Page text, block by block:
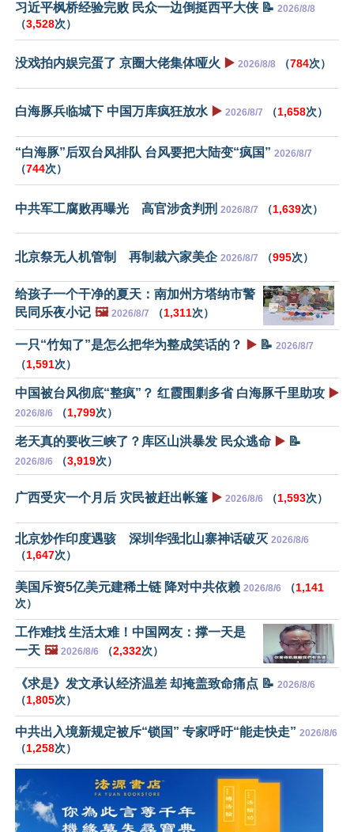
习近平枫桥经验完败 民众一边倒挺西平大侠 📝 2026/8/8
（3,528次）
没戏拍内娱完蛋了 京圈大佬集体哑火 ▶️ 2026/8/8 （784次）
白海豚兵临城下 中国万库疯狂放水 ▶️ 2026/8/7 （1,658次）
“白海豚”后双台风排队 台风要把大陆变“疯国” 2026/8/7
（744次）
中共军工腐败再曝光 高官涉贪判刑 2026/8/7 （1,639次）
北京祭无人机管制 再制裁六家美企 2026/8/7 （995次）
给孩子一个干净的夏天：南加州方塔纳市警
民同乐夜小记 🖼️ 2026/8/7 （1,311次）
一只“竹知了”是怎么把华为整成笑话的？ ▶️ 📝 2026/8/7
（1,591次）
中国被台风彻底“整疯”？ 红霞围剿多省 白海豚千里助攻 ▶️
2026/8/6 （1,799次）
老天真的要收三峡了？库区山洪暴发 民众逃命 ▶️ 📝
2026/8/6 （3,919次）
广西受灾一个月后 灾民被赶出帐篷 ▶️ 2026/8/6 （1,593次）
北京炒作印度遇骇 深圳华强北山寨神话破灭 2026/8/6
（1,647次）
美国斥资5亿美元建稀土链 降对中共依赖 2026/8/6 （1,141
次）
工作难找 生活太难！中国网友：撑一天是
一天 🖼️ 2026/8/6 （2,332次）
《求是》发文承认经济温差 却掩盖致命痛点 📝 2026/8/6
（1,805次）
中共出入境新规定被斥“锁国” 专家呼吁“能走快走” 2026/8/6
（1,258次）